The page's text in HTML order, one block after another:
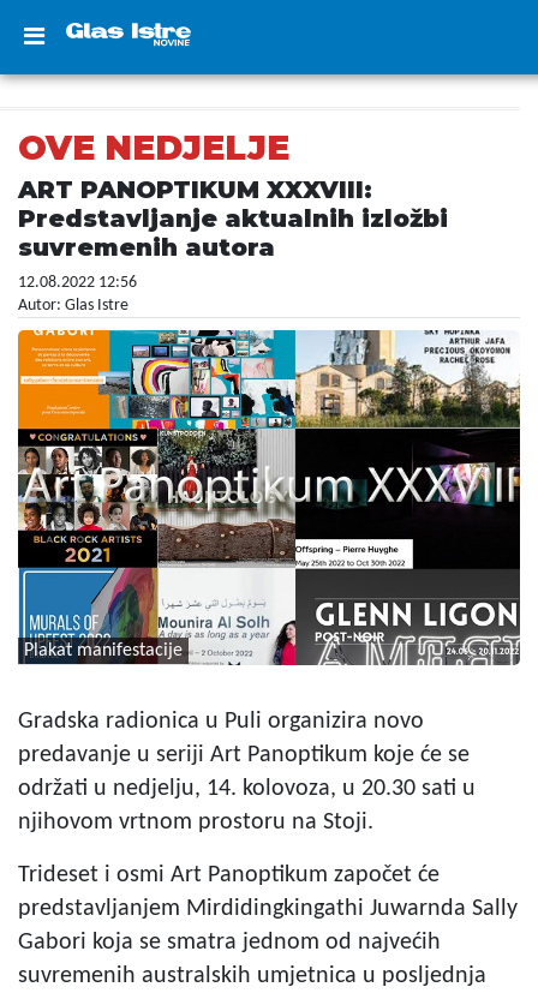
OVE NEDJELJE
ART PANOPTIKUM XXXVIII:
Predstavljanje aktualnih izložbi
suvremenih autora
12.08.2022 12:56
Autor: Glas Istre
Plakat manifestacije
Gradska radionica u Puli organizira novo
predavanje u seriji Art Panoptikum koje će se
održati u nedjelju, 14. kolovoza, u 20.30 sati u
njihovom vrtnom prostoru na Stoji.
Trideset i osmi Art Panoptikum započet će
predstavljanjem Mirdidingkingathi Juwarnda Sally
Gabori koja se smatra jednom od najvećih
suvremenih australskih umjetnica u posljednja